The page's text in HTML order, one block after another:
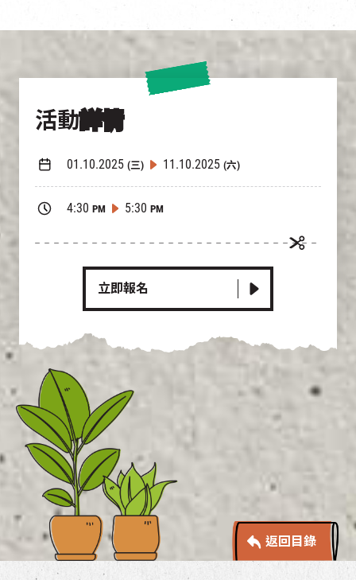
活動詳情
01.10.2025 (三) 11.10.2025 (六)
4:30 PM 5:30 PM
立即報名
返回目錄